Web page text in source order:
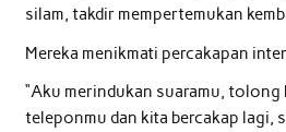
silam, takdir mempertemukan
Mereka menikmati percakapan
“Aku merindukan suaramu,
teleponmu dan kita bercakap lagi,